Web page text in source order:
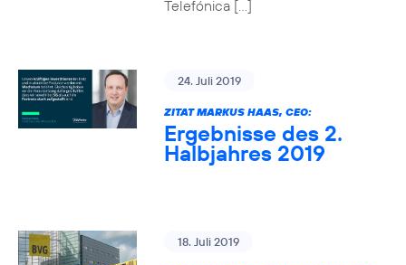
Telefónica […]
24. Juli 2019
ZITAT MARKUS HAAS, CEO:
Ergebnisse des 2.
Halbjahres 2019
18. Juli 2019